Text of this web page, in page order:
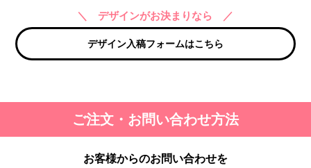
＼ デザインがお決まりなら ／
デザイン入稿フォームはこちら
ご注文・お問い合わせ方法
お客様からのお問い合わせを